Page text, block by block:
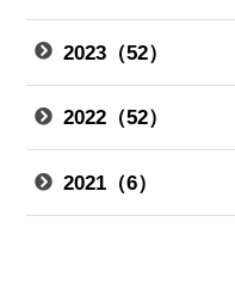
2023（52）
2022（52）
2021（6）